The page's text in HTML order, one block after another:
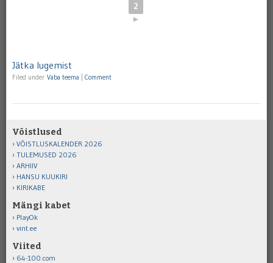
2
►
Jätka lugemist
Filed under Vaba teema Comment
Võistlused
VÕISTLUSKALENDER 2026
TULEMUSED 2026
ARHIIV
HANSU KUUKIRI
KIRIKABE
Mängi kabet
PlayOk
vint.ee
Viited
64-100.com